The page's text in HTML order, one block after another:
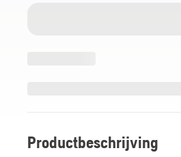
Productbeschrijving